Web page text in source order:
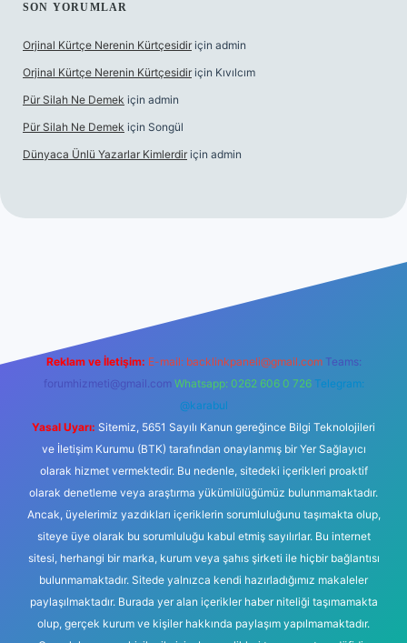
SON YORUMLAR
Orjinal Kürtçe Nerenin Kürtçesidir için admin
Orjinal Kürtçe Nerenin Kürtçesidir için Kıvılcım
Pür Silah Ne Demek için admin
Pür Silah Ne Demek için Songül
Dünyaca Ünlü Yazarlar Kimlerdir için admin
Reklam ve İletişim: E-mail: backlinkpaneli@gmail.com Teams:
forumhizmeti@gmail.com Whatsapp: 0262 606 0 726 Telegram:
@karabul
Yasal Uyarı: Sitemiz, 5651 Sayılı Kanun gereğince Bilgi Teknolojileri
ve İletişim Kurumu (BTK) tarafından onaylanmış bir Yer Sağlayıcı
olarak hizmet vermektedir. Bu nedenle, sitedeki içerikleri proaktif
olarak denetleme veya araştırma yükümlülüğümüz bulunmamaktadır.
Ancak, üyelerimiz yazdıkları içeriklerin sorumluluğunu taşımakta olup,
siteye üye olarak bu sorumluluğu kabul etmiş sayılırlar. Bu internet
sitesi, herhangi bir marka, kurum veya şahıs şirketi ile hiçbir bağlantısı
bulunmamaktadır. Sitede yalnızca kendi hazırladığımız makaleler
paylaşılmaktadır. Burada yer alan içerikler haber niteliği taşımamakta
olup, gerçek kurum ve kişiler hakkında paylaşım yapılmamaktadır.